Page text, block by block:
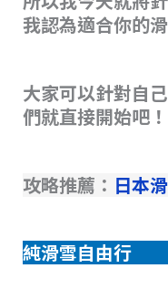
我認為適合你的
大家可以針對自
們就直接開始吧！
攻略推薦： 日本
純滑雪自由行